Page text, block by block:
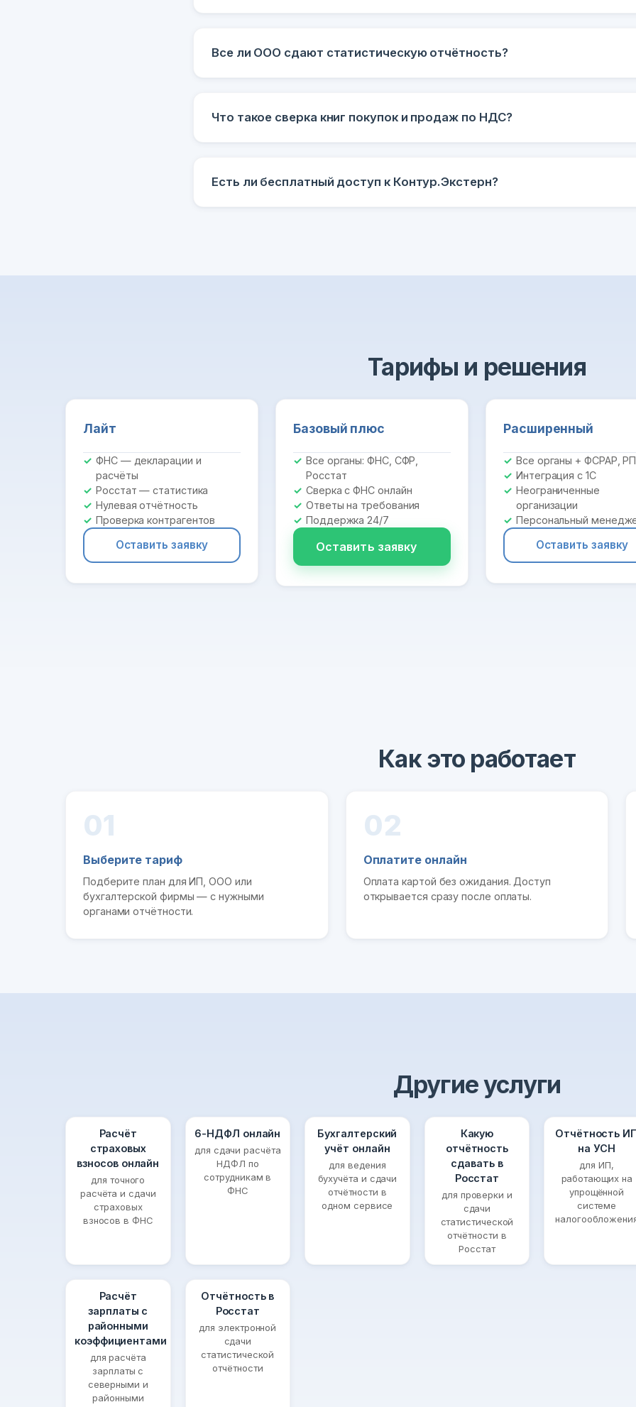
Все ли ООО сдают статистическую отчётность?
Что такое сверка книг покупок и продаж по НДС?
Есть ли бесплатный доступ к Контур.Экстерн?
Тарифы и решения
Лайт
ФНС — декларации и
расчёты
Росстат — статистика
Нулевая отчётность
Проверка контрагентов
Оставить заявку
Базовый плюс
Все органы: ФНС, СФР,
Росстат
Сверка с ФНС онлайн
Ответы на требования
Поддержка 24/7
Оставить заявку
Расширенный
Все органы + ФСРАР,
Интеграция с 1С
Неограниченные
организации
Персональный
Оставить заявку
Как это работает
01
Выберите тариф
Подберите план для ИП, ООО или
бухгалтерской фирмы — с нужными
органами отчётности.
02
Оплатите онлайн
Оплата картой без ожидания. Доступ
открывается сразу после оплаты.
Другие услуги
Расчёт
страховых
взносов онлайн
для точного
расчёта и сдачи
страховых
взносов в ФНС
6-НДФЛ онлайн
для сдачи расчёта
НДФЛ по
сотрудникам в
ФНС
Бухгалтерский
учёт онлайн
для ведения
бухучёта и сдачи
отчётности в
одном сервисе
Какую
отчётность
сдавать в
Росстат
для проверки и
сдачи
статистической
отчётности в
Росстат
Отчётность
на УСН
для ИП,
работающих на
упрощённой
системе
Расчёт
зарплаты с
районными
коэффициентами
для расчёта
зарплаты с
северными и
районными
Отчётность в
Росстат
для электронной
сдачи
статистической
отчётности